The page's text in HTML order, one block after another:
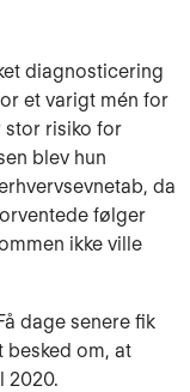
diagnosticering
et varigt mén for
risiko for
blev hun
da
følger
ikke ville
dage senere fik
besked om, at
2020.